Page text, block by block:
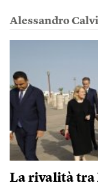
Alessandro Calvi
La rivalità tra